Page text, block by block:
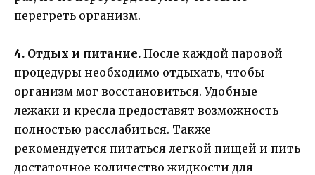
перегреть организм.
4. Отдых и питание. После каждой паровой
процедуры необходимо отдыхать, чтобы
организм мог восстановиться. Удобные
лежаки и кресла предоставят возможность
полностью расслабиться. Также
рекомендуется питаться легкой пищей и пить
достаточное количество жидкости для